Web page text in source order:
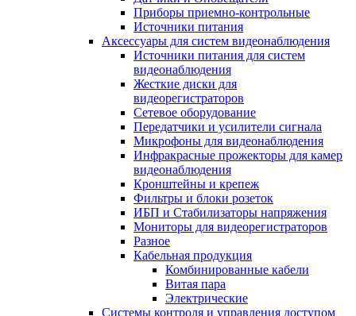
Приборы приемно-контрольные
Источники питания
Аксессуары для систем видеонаблюдения
Источники питания для систем
видеонаблюдения
Жесткие диски для
видеорегистраторов
Сетевое оборудование
Передатчики и усилители сигнала
Микрофоны для видеонаблюдения
Инфракрасные прожекторы для камер
видеонаблюдения
Кронштейны и крепеж
Фильтры и блоки розеток
ИБП и Стабилизаторы напряжения
Мониторы для видеорегистраторов
Разное
Кабельная продукция
Комбинированные кабели
Витая пара
Электрические
Системы контроля и управления доступом